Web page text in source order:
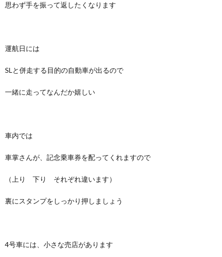
思わず手を振って返したくなります
運航日には
SLと併走する目的の自動車が出るので
一緒に走ってなんだか嬉しい
車内では
車掌さんが、記念乗車券を配ってくれますので
（上り 下り それぞれ違います）
裏にスタンプをしっかり押しましょう
4号車には、小さな売店があります